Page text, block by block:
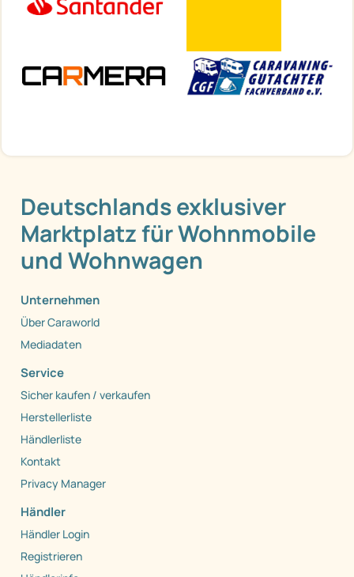
Deutschlands exklusiver
Marktplatz für Wohnmobile
und Wohnwagen
Unternehmen
Über Caraworld
Mediadaten
Service
Sicher kaufen / verkaufen
Herstellerliste
Händlerliste
Kontakt
Privacy Manager
Händler
Händler Login
Registrieren